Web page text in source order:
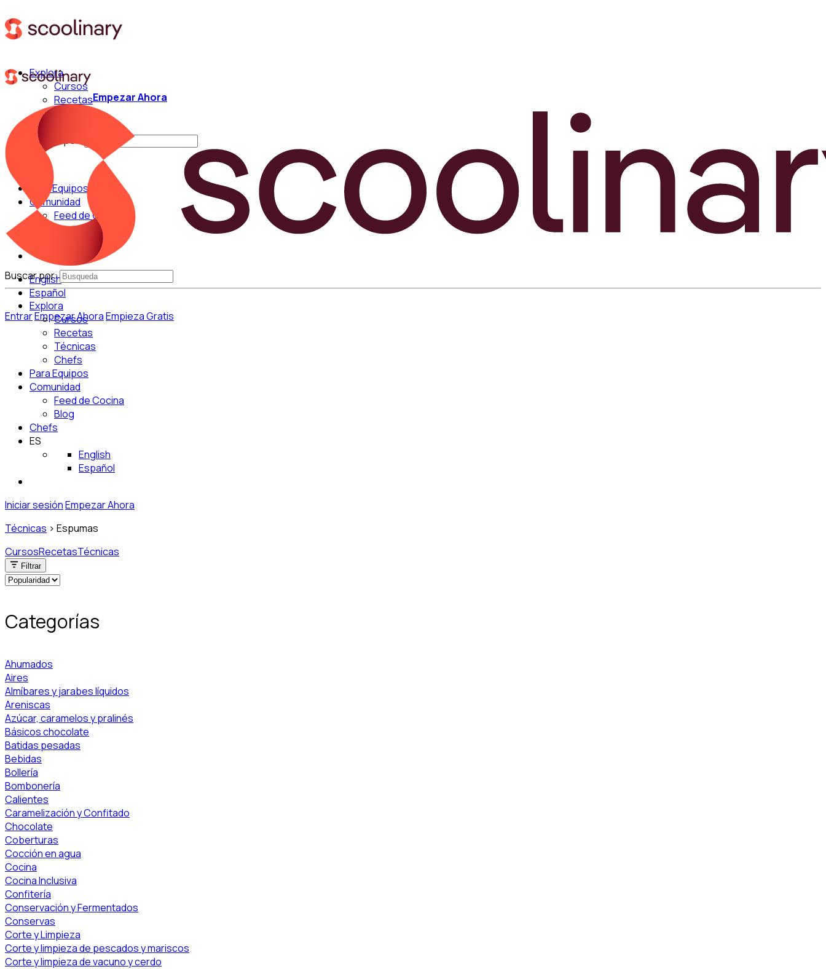
Explora
Cursos
Recetas
Buscar por:
Para Equipos
Comunidad
Feed de Cocina
Blog
English
Español
EntrarEmpezar AhoraEmpieza Gratis
Empezar Ahora
Buscar por:
Explora
Cursos
Recetas
Técnicas
Chefs
Para Equipos
Comunidad
Feed de Cocina
Blog
Chefs
ES
English
Español
Iniciar sesiónEmpezar Ahora
Técnicas > Espumas
CursosRecetasTécnicas
Filtrar
Categorías
Ahumados
Aires
Almíbares y jarabes líquidos
Areniscas
Azúcar, caramelos y pralinés
Básicos chocolate
Batidas pesadas
Bebidas
Bollería
Bombonería
Calientes
Caramelización y Confitado
Chocolate
Coberturas
Cocción en agua
Cocina
Cocina Inclusiva
Confitería
Conservación y Fermentados
Conservas
Corte y Limpieza
Corte y limpieza de pescados y mariscos
Corte y limpieza de vacuno y cerdo